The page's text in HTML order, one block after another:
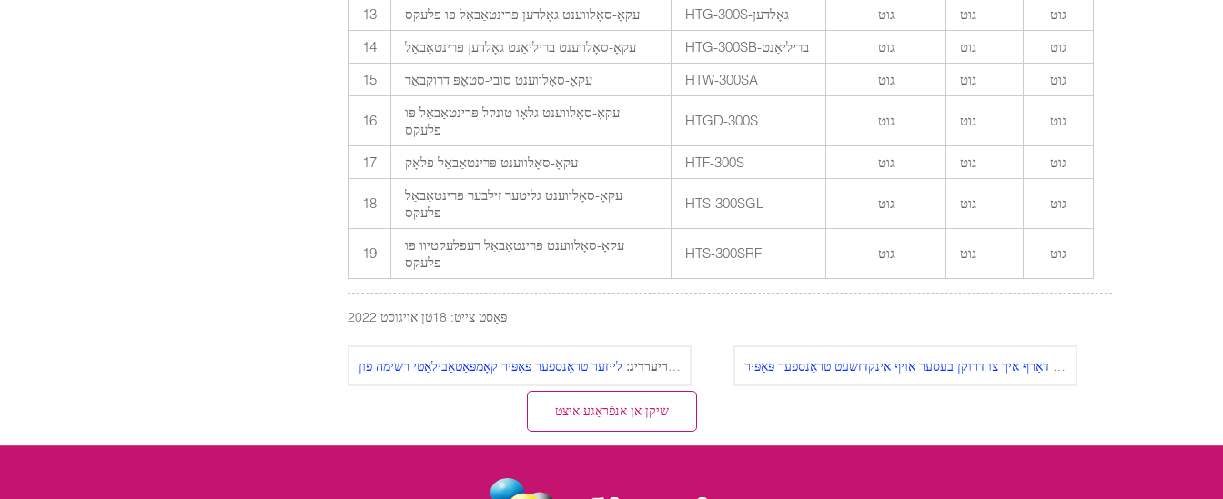
13 עקאָ-סאָלווענט גאָלדען פּרינטאַבאַל פּו פלעקס HTG-300S-גאָלדען גוט גוט
גוט
14
עקאָ-סאָלווענט בריליאַנט גאָלדען פּרינטאַבאַל HTG-300SB-בריליאַנט גוט גוט
גוט
15
עקאָ-סאָלווענט סובי-סטאָפּ דרוקבאַר HTW-300SA גוט גוט גוט
16
עקאָ-סאָלווענט גלאָו טונקל פּרינטאַבאַל פּו
פלעקס
HTGD-300S גוט גוט גוט
17 עקאָ-סאָלווענט פּרינטאַבאַל פלאָק HTF-300S גוט גוט גוט
18
עקאָ-סאָלווענט גליטער זילבער פּרינטאַבאַל
פלעקס
HTS-300SGL גוט גוט גוט
19
עקאָ-סאָלווענט פּרינטאַבאַל רעפלעקטיוו פּו
פלעקס
HTS-300SRF גוט גוט גוט
פּאָסט צייט: 18טן אויגוסט 2022
פריערדיג: לייזער טראַנספער פּאַפּיר קאָמפּאַטאַבילאַטי רשימה פון Oki C5600~5900 לייזער דרוקער | AlizarinChina.com
שיקן אן אנפֿראַגע איצט